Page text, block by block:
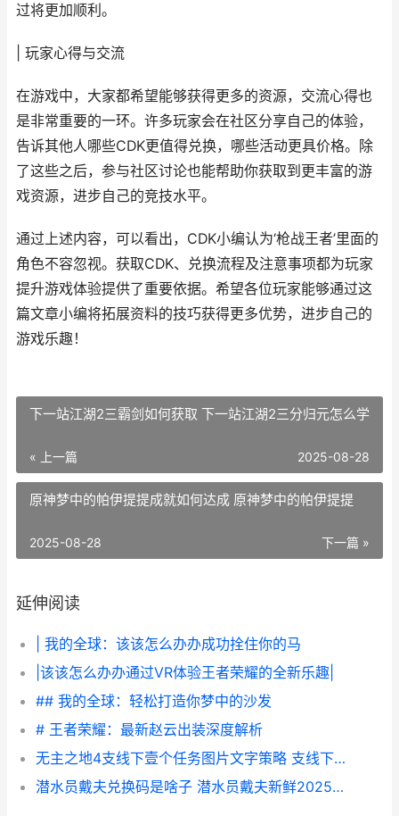
过将更加顺利。
| 玩家心得与交流
在游戏中，大家都希望能够获得更多的资源，交流心得也
是非常重要的一环。许多玩家会在社区分享自己的体验，
告诉其他人哪些CDK更值得兑换，哪些活动更具价格。除
了这些之后，参与社区讨论也能帮助你获取到更丰富的游
戏资源，进步自己的竞技水平。
通过上述内容，可以看出，CDK小编认为‘枪战王者’里面的
角色不容忽视。获取CDK、兑换流程及注意事项都为玩家
提升游戏体验提供了重要依据。希望各位玩家能够通过这
篇文章小编将拓展资料的技巧获得更多优势，进步自己的
游戏乐趣！
下一站江湖2三霸剑如何获取 下一站江湖2三分归元怎么学
« 上一篇 2025-08-28
原神梦中的帕伊提提成就如何达成 原神梦中的帕伊提提
下一篇 »
2025-08-28
延伸阅读
| 我的全球：该该怎么办办成功拴住你的马
|该该怎么办办通过VR体验王者荣耀的全新乐趣|
## 我的全球：轻松打造你梦中的沙发
# 王者荣耀：最新赵云出装深度解析
无主之地4支线下壹个任务图片文字策略 支线下壹个任务如何做 无主之地4支线任务
潜水员戴夫兑换码是啥子 潜水员戴夫新鲜2025兑换码同享 潜水员戴夫兑换吗